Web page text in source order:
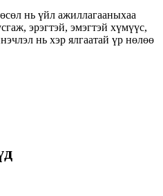
нь үйл ажиллагааныхаа
эрэгтэй, эмэгтэй хүмүүс,
нь хэр ялгаатай үр нөлөө